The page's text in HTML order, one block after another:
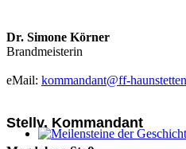
Dr. Simone Körner
Brandmeisterin
eMail: kommandant@ff-
Stellv. Kommandant